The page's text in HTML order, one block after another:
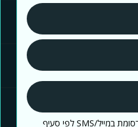
אני מאשר/ת לקבל דברי פרסומת במייל/SMS לפי סעיף